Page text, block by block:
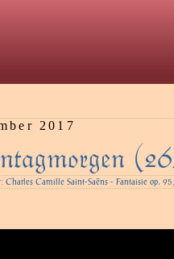
2017
Charles Camille Saint-Saëns - Fantaisie op. 95,